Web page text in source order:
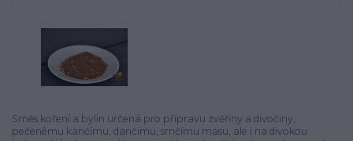
Směs koření a bylin určená pro přípravu zvěřiny a divočiny,
pečenému kančímu, dančímu, srnčímu masu, ale i na divokou